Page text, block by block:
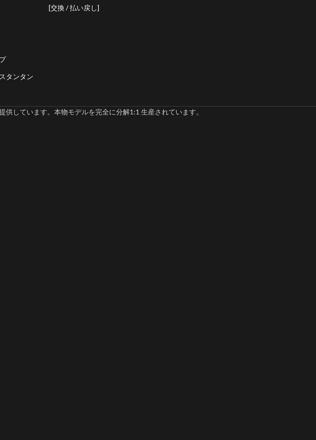
タンタン
[交換 / 払い戻し]
しています。本物モデルを完全に分解1:1 生産されています。